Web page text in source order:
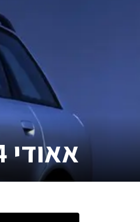
אאודי A4 אבאנט